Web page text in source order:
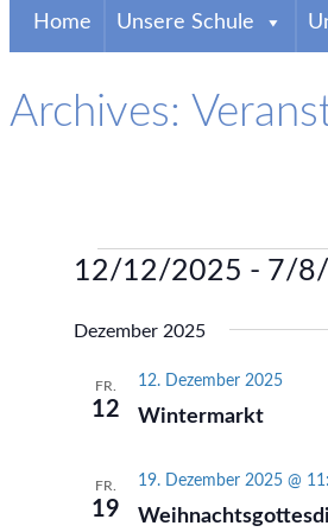
Home
Unsere Schule
Archives:
Veranstaltungen
12/12/2025 - 7/
wählen.
Dezember 2025
FR.
12 Wintermarkt
12. Dezember 2025
FR.
19
19. Dezember 2025 @